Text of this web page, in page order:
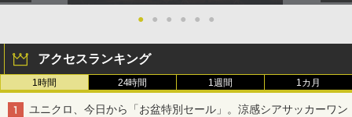
● ● ● ● ● ●
アクセスランキング
1時間 24時間 1週間 1カ月
ユニクロ、今日から「お盆特別セール」。涼感シアサッカーワン